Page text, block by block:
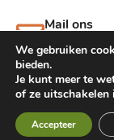
Mail ons
We gebruiken
bieden.
Je kunt meer te
of ze uitschakelen
Accepteer